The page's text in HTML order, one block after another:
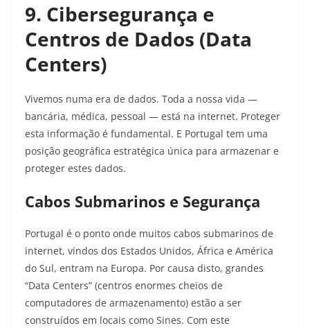
9. Cibersegurança e
Centros de Dados (Data
Centers)
Vivemos numa era de dados. Toda a nossa vida —
bancária, médica, pessoal — está na internet. Proteger
esta informação é fundamental. E Portugal tem uma
posição geográfica estratégica única para armazenar e
proteger estes dados.
Cabos Submarinos e Segurança
Portugal é o ponto onde muitos cabos submarinos de
internet, vindos dos Estados Unidos, África e América
do Sul, entram na Europa. Por causa disto, grandes
“Data Centers” (centros enormes cheios de
computadores de armazenamento) estão a ser
construídos em locais como Sines. Com este